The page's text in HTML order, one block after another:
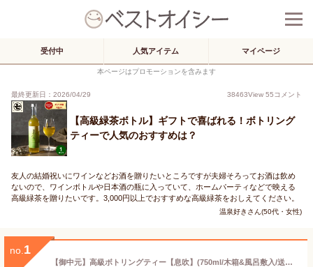
受付中 人気アイテム マイページ
本ページはプロモーションを含みます
最終更新日：2026/04/29 38463View 55コメント
【高級緑茶ボトル】ギフトで喜ばれる！ボトリング
ティーで人気のおすすめは？
友人の結婚祝いにワインなどお酒を贈りたいところですが夫婦そろってお酒は飲め
ないので、ワインボトルや日本酒の瓶に入っていて、ホームパーティなどで映える
高級緑茶を贈りたいです。3,000円以上でおすすめな高級緑茶をおしえてください。
温泉好きさん(50代・女性)
no. 1
【御中元】高級ボトリングティー【息吹】(750ml/木箱&風呂敷入/送料無料)【世界緑茶コンテスト金賞】ボトリングティー お茶 高級 高級 お茶 ボトル 高級 お茶 ギフト 内祝 誕生日 御礼 御祝 年上 ご挨拶 贈り物 健康 御礼 高級 内祝い お返し 御中元 夏ギフト